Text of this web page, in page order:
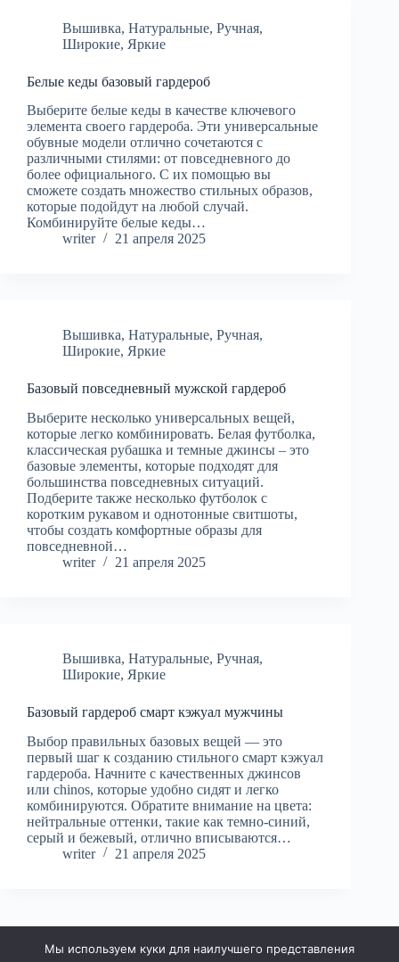
Вышивка, Натуральные, Ручная,
Широкие, Яркие
Белые кеды базовый гардероб
Выберите белые кеды в качестве ключевого
элемента своего гардероба. Эти универсальные
обувные модели отлично сочетаются с
различными стилями: от повседневного до
более официального. С их помощью вы
сможете создать множество стильных образов,
которые подойдут на любой случай.
Комбинируйте белые кеды…
writer
21 апреля 2025
Вышивка, Натуральные, Ручная,
Широкие, Яркие
Базовый повседневный мужской гардероб
Выберите несколько универсальных вещей,
которые легко комбинировать. Белая футболка,
классическая рубашка и темные джинсы – это
базовые элементы, которые подходят для
большинства повседневных ситуаций.
Подберите также несколько футболок с
коротким рукавом и однотонные свитшоты,
чтобы создать комфортные образы для
повседневной…
writer
21 апреля 2025
Вышивка, Натуральные, Ручная,
Широкие, Яркие
Базовый гардероб смарт кэжуал мужчины
Выбор правильных базовых вещей — это
первый шаг к созданию стильного смарт кэжуал
гардероба. Начните с качественных джинсов
или chinos, которые удобно сидят и легко
комбинируются. Обратите внимание на цвета:
нейтральные оттенки, такие как темно-синий,
серый и бежевый, отлично вписываются…
writer
21 апреля 2025
Мы используем куки для наилучшего представления